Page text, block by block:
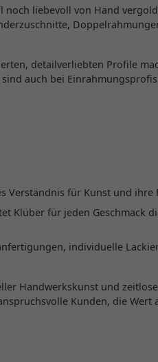
noch liebevoll von Hand
detailverliebten Profile
auch bei
Verständnis für Kunst und ihre
Klüber für jeden Geschmack
individuelle
Handwerkskunst und
Kunden, die Wert